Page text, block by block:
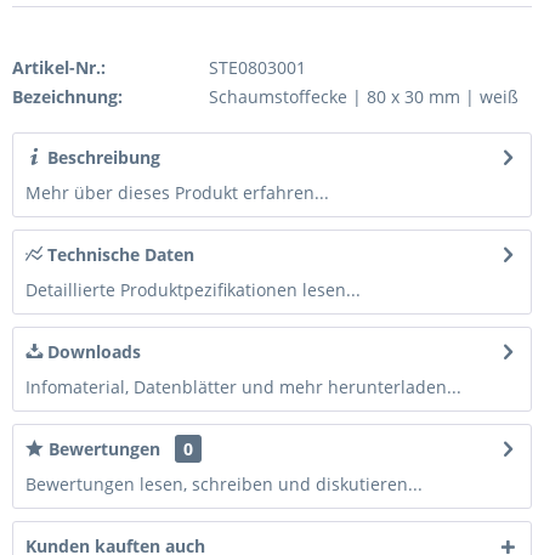
Artikel-Nr.:
STE0803001
Bezeichnung:
Schaumstoffecke | 80 x 30 mm | weiß
Beschreibung
Mehr über dieses Produkt erfahren...
Technische Daten
Detaillierte Produktpezifikationen lesen...
Downloads
Infomaterial, Datenblätter und mehr herunterladen...
Bewertungen
0
Bewertungen lesen, schreiben und diskutieren...
Kunden kauften auch